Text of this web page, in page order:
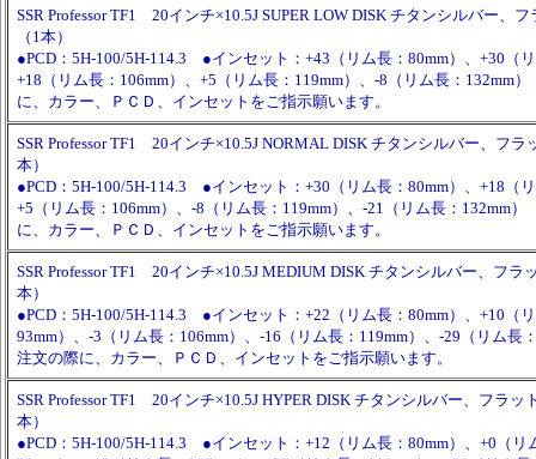
SSR Professor TF1 20インチ×10.5J SUPER LOW DISK チタンシルバー、
（1本）
●PCD：5H-100/5H-114.3 ●インセット：+43（リム長：80mm）、+30（
+18（リム長：106mm）、+5（リム長：119mm）、-8（リム長：
に、カラー、ＰＣＤ、インセットをご指示願います。
SSR Professor TF1 20インチ×10.5J NORMAL DISK チタンシルバー、フラ
本）
●PCD：5H-100/5H-114.3 ●インセット：+30（リム長：80mm）、+18（
+5（リム長：106mm）、-8（リム長：119mm）、-21（リム長：132mm
に、カラー、ＰＣＤ、インセットをご指示願います。
SSR Professor TF1 20インチ×10.5J MEDIUM DISK チタンシルバー、フラ
本）
●PCD：5H-100/5H-114.3 ●インセット：+22（リム長：80mm）、+10（
93mm）、-3（リム長：106mm）、-16（リム長：119mm）、-29（リム
注文の際に、カラー、ＰＣＤ、インセットをご指示願います。
SSR Professor TF1 20インチ×10.5J HYPER DISK チタンシルバー、フラッ
本）
●PCD：5H-100/5H-114.3 ●インセット：+12（リム長：80mm）、+0（リ